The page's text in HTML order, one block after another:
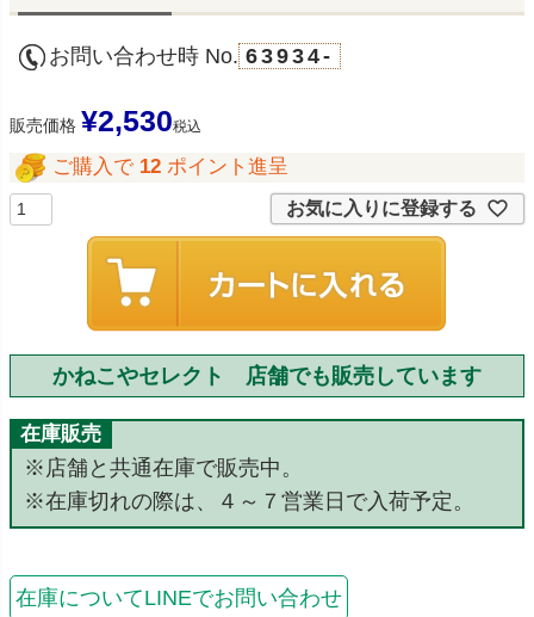
お問い合わせ時 No. 63934-
販売価格 ¥2,530税込
ご購入で 12 ポイント進呈
お気に入りに登録する
かねこやセレクト 店舗でも販売しています
在庫販売
※店舗と共通在庫で販売中。
※在庫切れの際は、４～７営業日で入荷予定。
在庫についてLINEでお問い合わせ